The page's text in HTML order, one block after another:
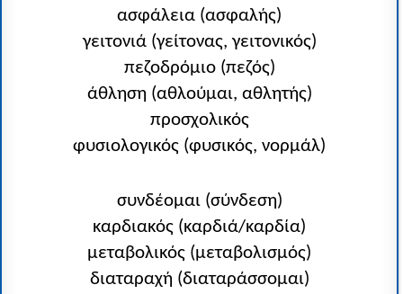
ασφάλεια (ασφαλής)
γειτονιά (γείτονας, γειτονικός)
πεζοδρόμιο (πεζός)
άθληση (αθλούμαι, αθλητής)
προσχολικός
φυσιολογικός (φυσικός, νορμάλ)
συνδέομαι (σύνδεση)
καρδιακός (καρδιά/καρδία)
μεταβολικός (μεταβολισμός)
διαταραχή (διαταράσσομαι)